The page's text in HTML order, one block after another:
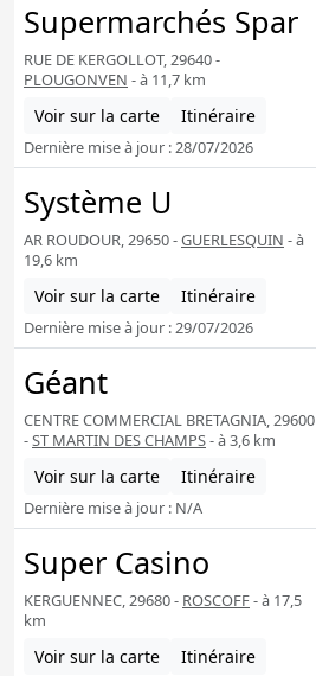
Supermarchés Spar
RUE DE KERGOLLOT, 29640 -
PLOUGONVEN - à 11,7 km
Voir sur la carte Itinéraire
Dernière mise à jour : 28/07/2026
Système U
AR ROUDOUR, 29650 -GUERLESQUIN - à
19,6 km
Voir sur la carte Itinéraire
Dernière mise à jour : 29/07/2026
Géant
CENTRE COMMERCIAL BRETAGNIA, 29600
-ST MARTIN DES CHAMPS- à 3,6 km
Voir sur la carte Itinéraire
Dernière mise à jour : N/A
Super Casino
KERGUENNEC, 29680 - ROSCOFF- à 17,5
km
Voir sur la carte Itinéraire